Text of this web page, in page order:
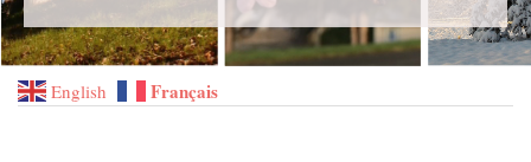
English Français